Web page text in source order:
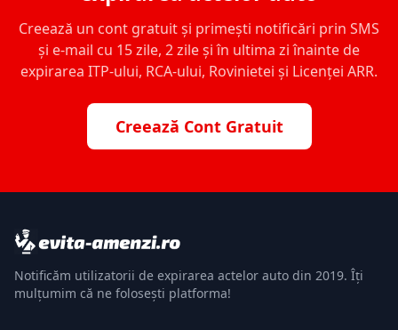
Creează un cont gratuit și primești notificări prin SMS
și e-mail cu 15 zile, 2 zile și în ultima zi înainte de
expirarea ITP-ului, RCA-ului, Rovinietei și Licenței ARR.
Creează Cont Gratuit
Notificăm utilizatorii de expirarea actelor auto din 2019. Îți
mulțumim că ne folosești platforma!